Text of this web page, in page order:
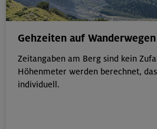
Bayerische Voralpen
17./18./19.08.26
Aufbaukurs Klettern indoor (3
Gehzeiten auf Wanderwegen
Zeitangaben am Berg sind kein
Höhenmeter werden berechnet,
individuell.